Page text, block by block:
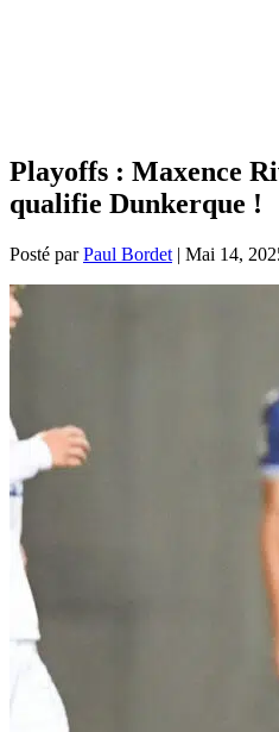
Playoffs : Maxence
qualifie Dunkerque !
Posté parPaul Bordet | Mai 14,